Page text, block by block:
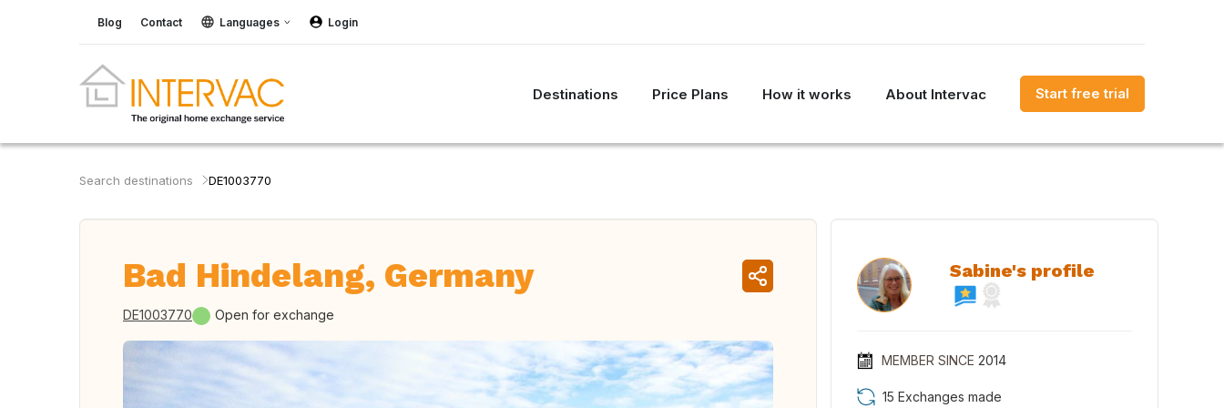
Blog Contact Languages Login
Destinations Price Plans How it works About Intervac Start free trial
Search destinations DE1003770
Bad Hindelang, Germany
DE1003770 Open for exchange
Sabine's profile
MEMBER SINCE 2014
15 Exchanges made